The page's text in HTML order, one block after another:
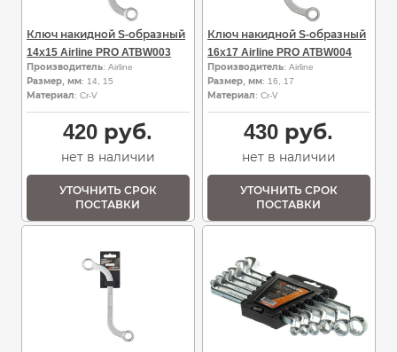
Ключ накидной S-образный
14х15 Airline PRO ATBW003
Производитель: Airline
Размер, мм: 14, 15
Материал: Cr-V
420 руб.
нет в наличии
УТОЧНИТЬ СРОК
ПОСТАВКИ
Ключ накидной S-образный
16х17 Airline PRO ATBW004
Производитель: Airline
Размер, мм: 16, 17
Материал: Cr-V
430 руб.
нет в наличии
УТОЧНИТЬ СРОК
ПОСТАВКИ